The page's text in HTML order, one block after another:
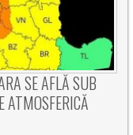
SE AFLĂ SUB
ATMOSFERICĂ